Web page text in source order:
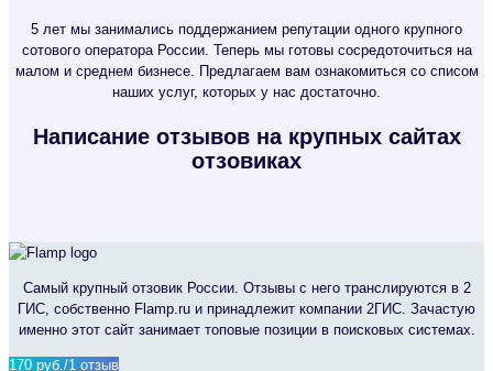
5 лет мы занимались поддержанием репутации одного крупного
сотового оператора России. Теперь мы готовы сосредоточиться на
малом и среднем бизнесе. Предлагаем вам ознакомиться со списом
наших услуг, которых у нас достаточно.
Написание отзывов на крупных сайтах
отзовиках
Самый крупный отзовик России. Отзывы с него транслируются в 2
ГИС, собственно Flamp.ru и принадлежит компании 2ГИС. Зачастую
именно этот сайт занимает топовые позиции в поисковых системах.
170 руб./1 отзыв